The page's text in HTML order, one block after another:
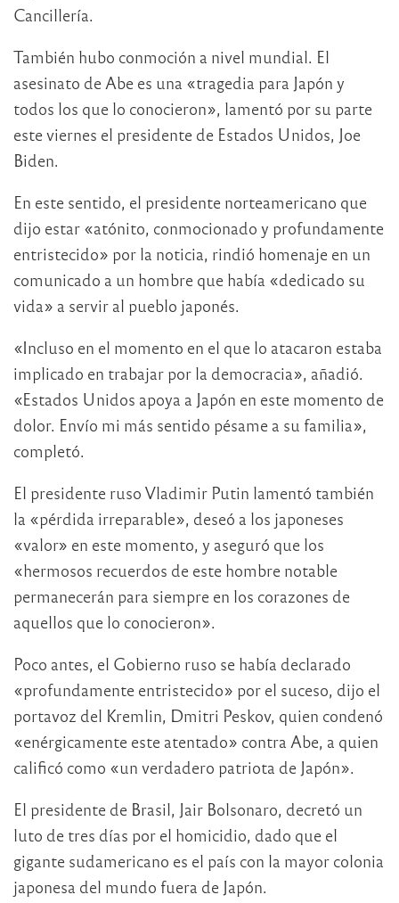
Cancillería.
También hubo conmoción a nivel mundial. El
asesinato de Abe es una «tragedia para Japón y
todos los que lo conocieron», lamentó por su parte
este viernes el presidente de Estados Unidos, Joe
Biden.
En este sentido, el presidente norteamericano que
dijo estar «atónito, conmocionado y profundamente
entristecido» por la noticia, rindió homenaje en un
comunicado a un hombre que había «dedicado su
vida» a servir al pueblo japonés.
«Incluso en el momento en el que lo atacaron estaba
implicado en trabajar por la democracia», añadió.
«Estados Unidos apoya a Japón en este momento de
dolor. Envío mi más sentido pésame a su familia»,
completó.
El presidente ruso Vladimir Putin lamentó también
la «pérdida irreparable», deseó a los japoneses
«valor» en este momento, y aseguró que los
«hermosos recuerdos de este hombre notable
permanecerán para siempre en los corazones de
aquellos que lo conocieron».
Poco antes, el Gobierno ruso se había declarado
«profundamente entristecido» por el suceso, dijo el
portavoz del Kremlin, Dmitri Peskov, quien condenó
«enérgicamente este atentado» contra Abe, a quien
calificó como «un verdadero patriota de Japón».
El presidente de Brasil, Jair Bolsonaro, decretó un
luto de tres días por el homicidio, dado que el
gigante sudamericano es el país con la mayor colonia
japonesa del mundo fuera de Japón.